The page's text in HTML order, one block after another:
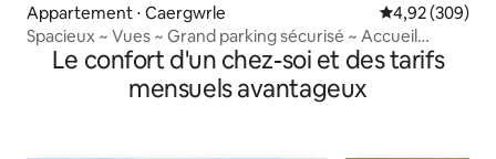
Appartement ⋅ Caergwrle Évaluation
4,92 (309)
Spacieux ~ Vues ~ Grand parking sécurisé ~ Accueil
chaleureux
Le confort d'un chez-soi et des tarifs
mensuels avantageux